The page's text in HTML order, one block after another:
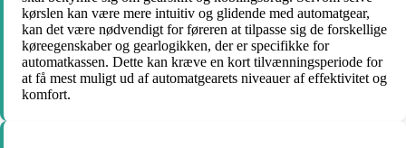
kørslen kan være mere intuitiv og glidende med automatgear,
kan det være nødvendigt for føreren at tilpasse sig de forskellige
køreegenskaber og gearlogikken, der er specifikke for
automatkassen. Dette kan kræve en kort tilvænningsperiode for
at få mest muligt ud af automatgearets niveauer af effektivitet og
komfort.